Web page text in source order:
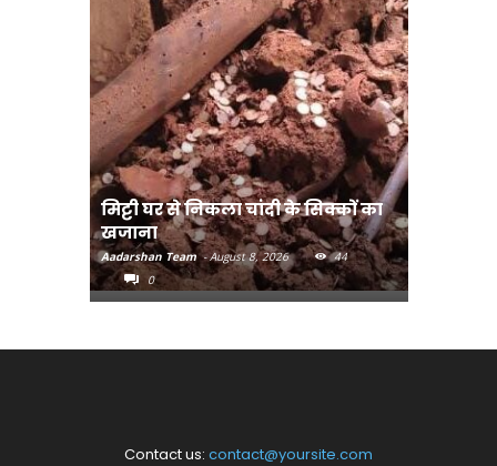
मिट्टी घर से निकला चांदी के सिक्कों का
खजाना
Aadarshan Team - August 8, 2026
44
0
Contact us: contact@yoursite.com